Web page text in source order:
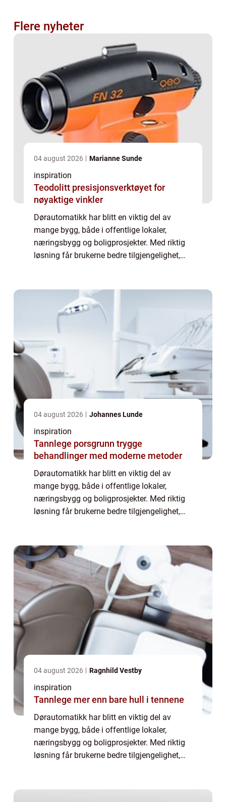
Flere nyheter
04 august 2026 Marianne Sunde
inspiration
Teodolitt presisjonsverktøyet for
nøyaktige vinkler
Dørautomatikk har blitt en viktig del av
mange bygg, både i offentlige lokaler,
næringsbygg og boligprosjekter. Med riktig
løsning får brukerne bedre tilgjengelighet,
04 august 2026 Johannes Lunde
inspiration
Tannlege porsgrunn trygge
behandlinger med moderne metoder
Dørautomatikk har blitt en viktig del av
mange bygg, både i offentlige lokaler,
næringsbygg og boligprosjekter. Med riktig
løsning får brukerne bedre tilgjengelighet,
gjør...
04 august 2026 Ragnhild Vestby
inspiration
Tannlege mer enn bare hull i tennene
Dørautomatikk har blitt en viktig del av
mange bygg, både i offentlige lokaler,
næringsbygg og boligprosjekter. Med riktig
løsning får brukerne bedre tilgjengelighet,